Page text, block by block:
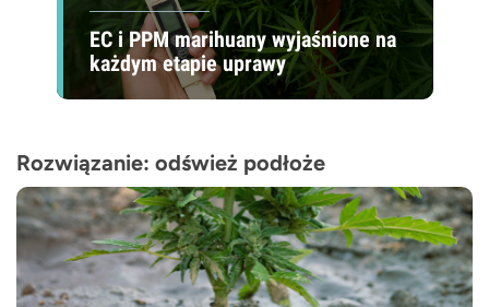
EC i PPM marihuany wyjaśnione na
każdym etapie uprawy
Rozwiązanie: odśwież podłoże